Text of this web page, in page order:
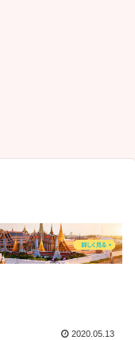
2020.05.13